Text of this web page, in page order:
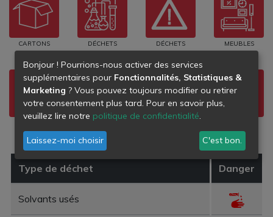
Type de déchet Danger
Solvants usés
CARTONS
DÉCHETS
DÉCHETS
MEUBLES
DÉCHETS DE
PEINTURE
Bonjour ! Pourrions-nous activer des services
supplémentaires pour Fonctionnalités, Statistiques &
Marketing ? Vous pouvez toujours modifier ou retirer
votre consentement plus tard. Pour en savoir plus,
veuillez lire notre politique de confidentialité.
Laissez-moi choisir C'est bon.